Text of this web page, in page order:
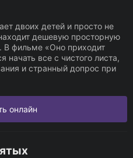
двоих детей и просто не
дешевую просторную
В фильме «Оно приходит
все с чистого листа,
и странный допрос при
онлайн